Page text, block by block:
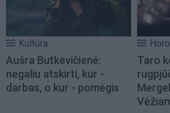
Kultūra
Aušra Butkevičienė:
negaliu atskirti, kur -
darbas, o kur - pomėgis
Taro